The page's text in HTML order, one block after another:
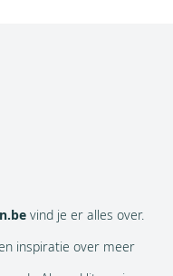
vind je er alles over.
inspiratie over meer